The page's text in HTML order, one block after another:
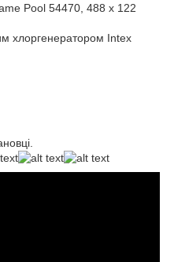
Pool 54470, 488 х 122
хлоргенератором Intex